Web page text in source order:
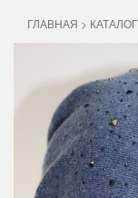
ГЛАВНАЯ > КАТАЛОГ